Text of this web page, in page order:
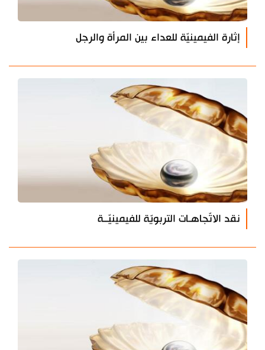
إثارة الفيمينيّة للعداء بين المرأة والرجل
نقد الاتّجاهـات التربويّة للفيمينيّــة